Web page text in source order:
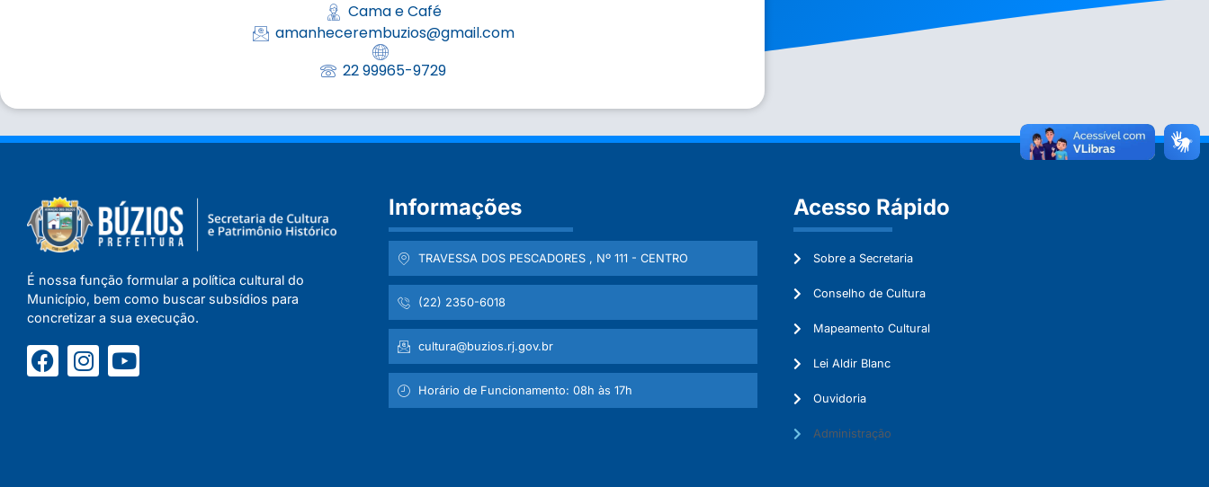
Cama e Café
amanhecerembuzios@gmail.com
22 99965-9729
É nossa função formular a política cultural do
Município, bem como buscar subsídios para
concretizar a sua execução.
Informações
TRAVESSA DOS PESCADORES , Nº 111 - CENTRO
(22) 2350-6018
cultura@buzios.rj.gov.br
Horário de Funcionamento: 08h às 17h
Acesso Rápido
Sobre a Secretaria
Conselho de Cultura
Mapeamento Cultural
Lei Aldir Blanc
Ouvidoria
Administração